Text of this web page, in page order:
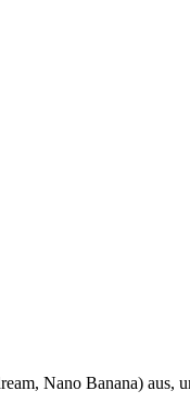
Nano Banana) aus,